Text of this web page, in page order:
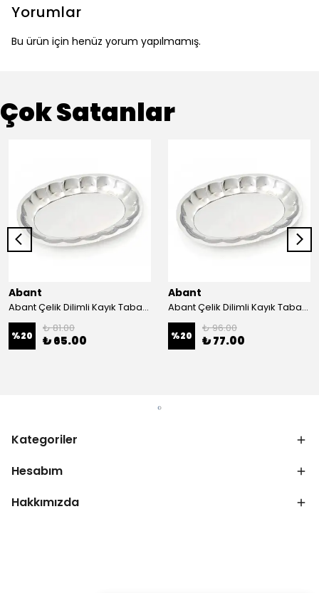
Yorumlar
Bu ürün için henüz yorum yapılmamış.
Çok Satanlar
Abant
Abant Çelik Dilimli Kayık Tabak No:1 ; 14x21 cm.
%20
₺ 81.00
₺ 65.00
Abant
Abant Çelik Dilimli Kayık Tabak No:2 ; 16,5x24,5 cm.
%20
₺ 96.00
₺ 77.00
Kategoriler
Hesabım
Hakkımızda